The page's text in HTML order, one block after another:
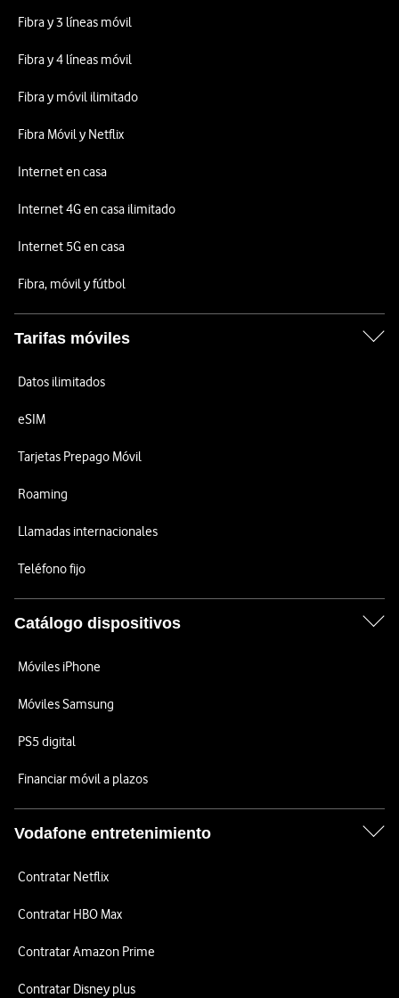
Fibra y 3 líneas móvil
Fibra y 4 líneas móvil
Fibra y móvil ilimitado
Fibra Móvil y Netflix
Internet en casa
Internet 4G en casa ilimitado
Internet 5G en casa
Fibra, móvil y fútbol
Tarifas móviles
Datos ilimitados
eSIM
Tarjetas Prepago Móvil
Roaming
Llamadas internacionales
Teléfono fijo
Catálogo dispositivos
Móviles iPhone
Móviles Samsung
PS5 digital
Financiar móvil a plazos
Vodafone entretenimiento
Contratar Netflix
Contratar HBO Max
Contratar Amazon Prime
Contratar Disney plus